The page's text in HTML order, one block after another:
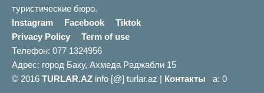
туристические бюро.
Instagram
Facebook
Tiktok
Privacy Policy
Term of use
Телефон: 077 1324956
Адрес: город Баку, Ахмеда Раджабли 15
© 2016 TURLAR.AZ info [@] turlar.az | Контакты a: 0